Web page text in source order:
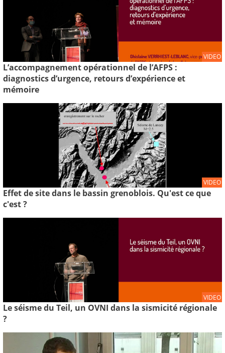
VIDEO
L’accompagnement opérationnel de l’AFPS :
diagnostics d’urgence, retours d’expérience et
mémoire
VIDEO
Effet de site dans le bassin grenoblois. Qu'est ce que
c'est ?
VIDEO
Le séisme du Teil, un OVNI dans la sismicité régionale
?